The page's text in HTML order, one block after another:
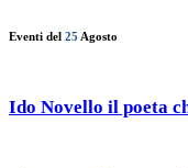
Eventi del 25 Agosto
Ido Novello il poeta